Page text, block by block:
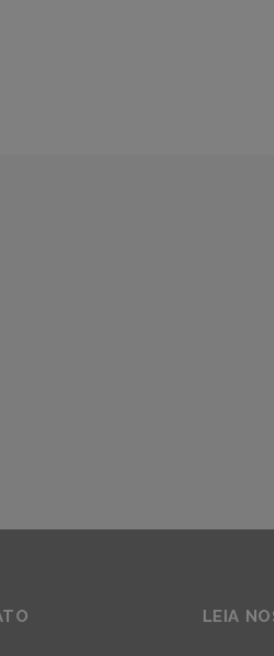
LEIA